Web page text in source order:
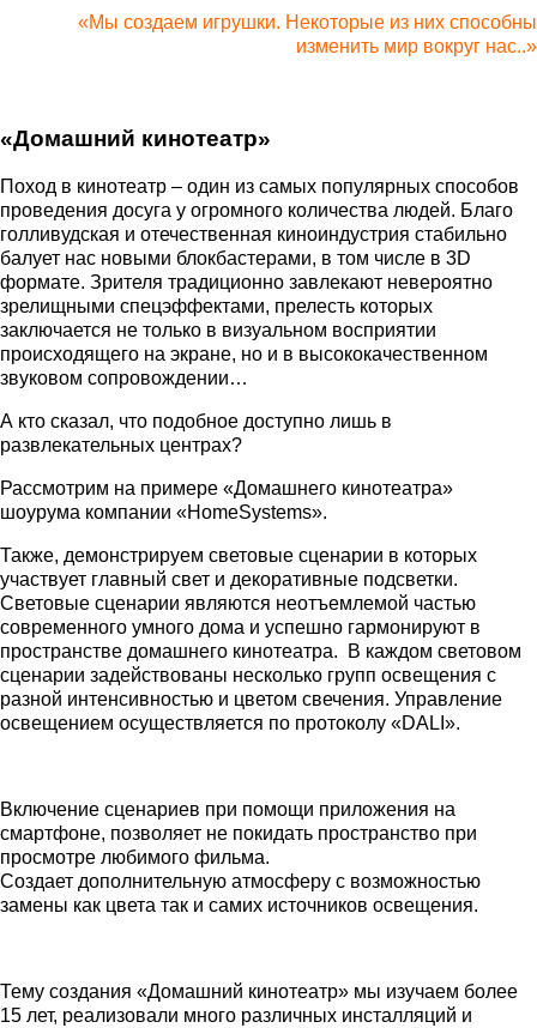
«Мы создаем игрушки. Некоторые из них способны
изменить мир вокруг нас..»
«Домашний кинотеатр»
Поход в кинотеатр – один из самых популярных способов
проведения досуга у огромного количества людей. Благо
голливудская и отечественная киноиндустрия стабильно
балует нас новыми блокбастерами, в том числе в 3D
формате. Зрителя традиционно завлекают невероятно
зрелищными спецэффектами, прелесть которых
заключается не только в визуальном восприятии
происходящего на экране, но и в высококачественном
звуковом сопровождении…
А кто сказал, что подобное доступно лишь в
развлекательных центрах?
Рассмотрим на примере «Домашнего кинотеатра»
шоурума компании «HomeSystems».
Также, демонстрируем световые сценарии в которых
участвует главный свет и декоративные подсветки.
Световые сценарии являются неотъемлемой частью
современного умного дома и успешно гармонируют в
пространстве домашнего кинотеатра. В каждом световом
сценарии задействованы несколько групп освещения с
разной интенсивностью и цветом свечения. Управление
освещением осуществляется по протоколу «DALI».
Включение сценариев при помощи приложения на
смартфоне, позволяет не покидать пространство при
просмотре любимого фильма.
Создает дополнительную атмосферу с возможностью
замены как цвета так и самих источников освещения.
Тему создания «Домашний кинотеатр» мы изучаем более
15 лет, реализовали много различных инсталляций и